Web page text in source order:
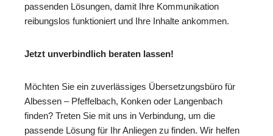
passenden Lösungen, damit Ihre Kommunikation
reibungslos funktioniert und Ihre Inhalte ankommen.
Jetzt unverbindlich beraten lassen!
Möchten Sie ein zuverlässiges Übersetzungsbüro für
Albessen – Pfeffelbach, Konken oder Langenbach
finden? Treten Sie mit uns in Verbindung, um die
passende Lösung für Ihr Anliegen zu finden. Wir helfen